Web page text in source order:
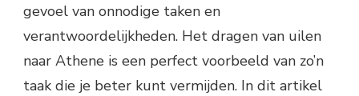
gevoel van onnodige taken en
verantwoordelijkheden. Het dragen van uilen
naar Athene is een perfect voorbeeld van zo’n
taak die je beter kunt vermijden. In dit artikel